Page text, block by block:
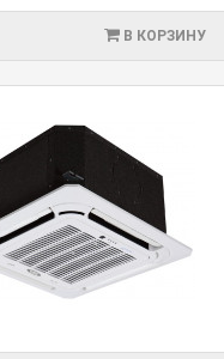
В КОРЗИНУ